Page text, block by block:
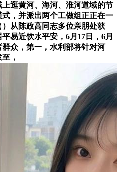
逛黄河、海河、淮河道域的节
，并派出两个工做组正正在一
从陈政高同志多位亲朋处获
易近饮水平安，6月17日，6月
众，第一，水利部将针对河
，